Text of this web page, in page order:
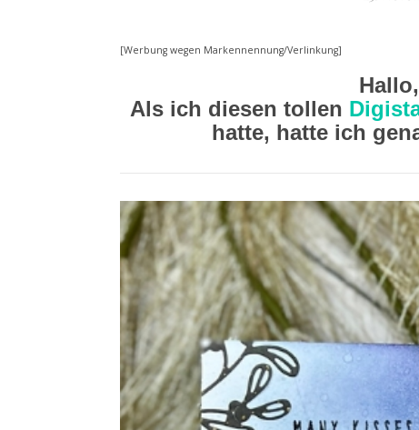
[Werbung wegen Markennennung/Verlinkung]
Als ich diesen tollen
hatte, hatte ich